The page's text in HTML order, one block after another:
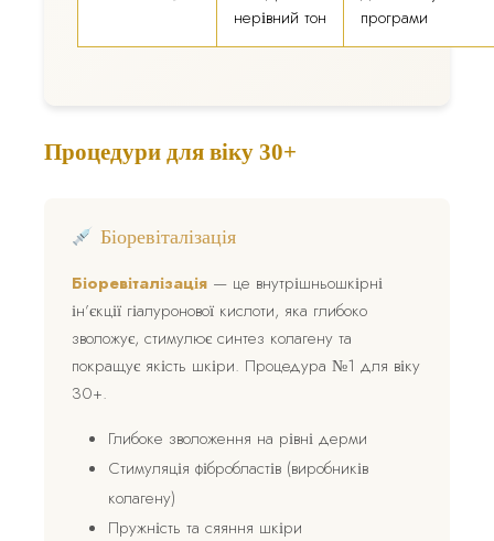
нерівний тон
програми
Процедури для віку 30+
Біоревіталізація
Біоревіталізація — це внутрішньошкірні
ін’єкції гіалуронової кислоти, яка глибоко
зволожує, стимулює синтез колагену та
покращує якість шкіри. Процедура №1 для віку
30+.
Глибоке зволоження на рівні дерми
Стимуляція фібробластів (виробників
колагену)
Пружність та сяяння шкіри